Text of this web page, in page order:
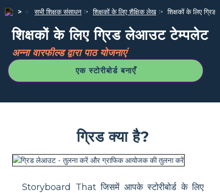
सभी शिक्षक संसाधन शिक्षकों के लिए शैक्षिक लेख शिक्षकों के लिए
शिक्षकों के लिए ग्रिड लेआउट टेम्पलेट
अन्ना वारफील्ड द्वारा पाठ योजनाएं
एक स्टोरीबोर्ड बनाएँ
ग्रिड क्या है?
Storyboard That जिसमें आपके स्टोरीबोर्ड के लिए